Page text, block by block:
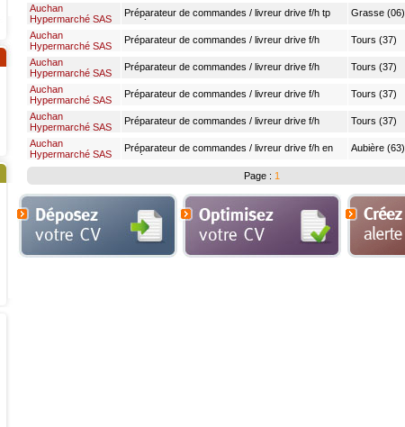
Auchan
Hypermarché SAS
Préparateur de commandes / livreur drive f/h tp
12h à 18h
Grasse (06)
Auchan
Hypermarché SAS
Préparateur de commandes / livreur drive f/h
Tours (37)
Auchan
Hypermarché SAS
Préparateur de commandes / livreur drive f/h
Tours (37)
Auchan
Hypermarché SAS
Préparateur de commandes / livreur drive f/h
Tours (37)
Auchan
Hypermarché SAS
Préparateur de commandes / livreur drive f/h
Tours (37)
Auchan
Hypermarché SAS
Préparateur de commandes / livreur drive f/h en
cdi à temps partiel 12h hebdomadaires
Aubière (63)
Page : 1